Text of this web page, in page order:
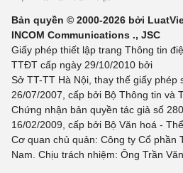
Bản quyền © 2000-2026 bởi
INCOM Communications ., JSC
Giấy phép thiết lập trang Thông tin
TTĐT cấp ngày 29/10/2010 bởi
Sở TT-TT Hà Nội, thay thế giấy phép
26/07/2007, cấp bởi Bộ Thông tin và
Chứng nhận bản quyền tác giả số
16/02/2009, cấp bởi Bộ Văn hoá -
Cơ quan chủ quản: Công ty Cổ phần
Nam. Chịu trách nhiệm: Ông Trần